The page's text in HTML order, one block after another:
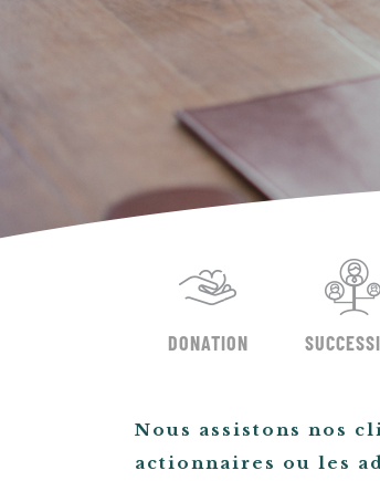
DONATION
Nous assistons nos
actionnaires ou les